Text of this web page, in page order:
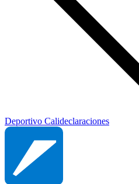
Deportivo Calideclaraciones